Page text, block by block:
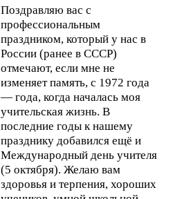
Поздравляю вас с
профессиональным
праздником, который у нас в
России (ранее в СССР)
отмечают, если мне не
изменяет память, с 1972 года
— года, когда началась моя
учительская жизнь. В
последние годы к нашему
празднику добавился ещё и
Международный день учителя
(5 октября). Желаю вам
здоровья и терпения, хороших